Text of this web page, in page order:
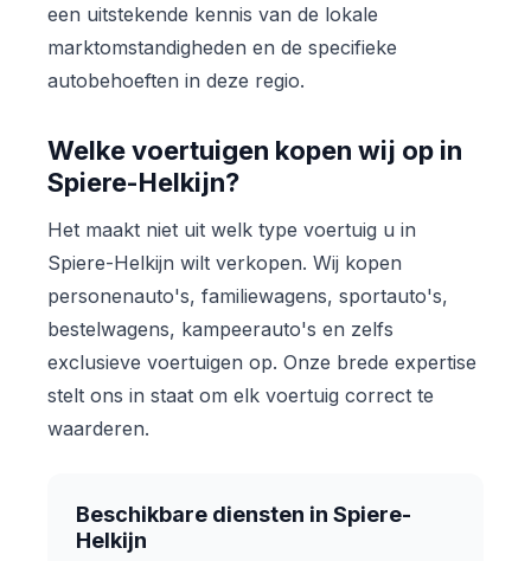
een uitstekende kennis van de lokale
marktomstandigheden en de specifieke
autobehoeften in deze regio.
Welke voertuigen kopen wij op in
Spiere-Helkijn?
Het maakt niet uit welk type voertuig u in
Spiere-Helkijn wilt verkopen. Wij kopen
personenauto's, familiewagens, sportauto's,
bestelwagens, kampeerauto's en zelfs
exclusieve voertuigen op. Onze brede expertise
stelt ons in staat om elk voertuig correct te
waarderen.
Beschikbare diensten in Spiere-
Helkijn